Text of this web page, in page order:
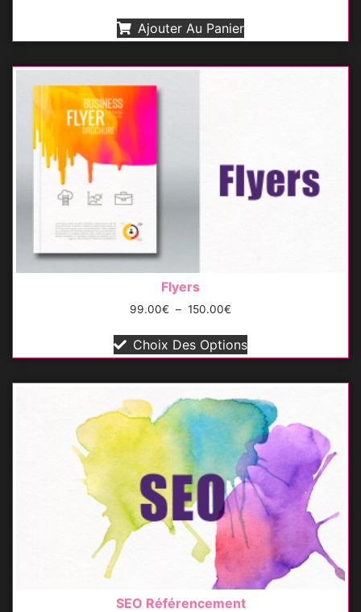
Ajouter Au Panier
Flyers
99.00€ – 150.00€
Choix Des Options
SEO Référencement